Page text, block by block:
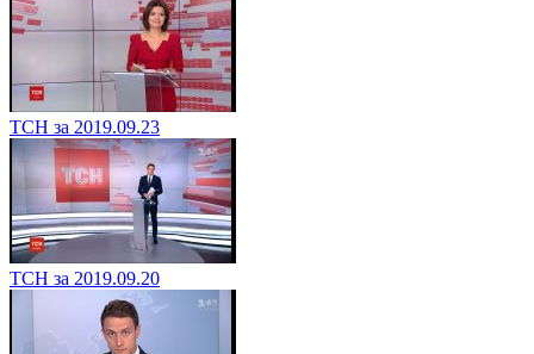
ТСН за 2019.09.23
ТСН за 2019.09.20